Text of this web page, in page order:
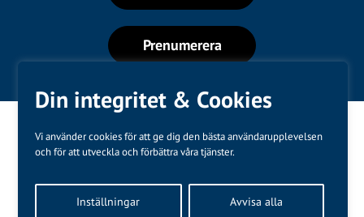
Din integritet & Cookies
Vi använder cookies för att ge dig den bästa användarupplevelsen
och för att utveckla och förbättra våra tjänster.
Inställningar Avvisa alla
Prenumerera
Kundtjänst